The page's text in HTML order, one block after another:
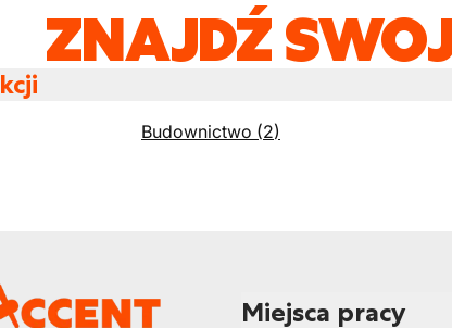
ZNAJDŹ
Budownictwo (2)
Miejsca pracy